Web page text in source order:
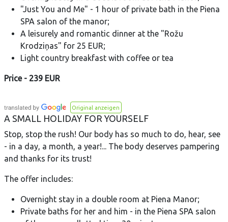
"Just You and Me" - 1 hour of private bath in the Piena
SPA salon of the manor;
A leisurely and romantic dinner at the "Rožu
Krodziņas" for 25 EUR;
Light country breakfast with coffee or tea
Price - 239 EUR
Original anzeigen
A SMALL HOLIDAY FOR YOURSELF
Stop, stop the rush! Our body has so much to do, hear, see
- in a day, a month, a year!... The body deserves pampering
and thanks for its trust!
The offer includes:
Overnight stay in a double room at Piena Manor;
Private baths for her and him - in the Piena SPA salon